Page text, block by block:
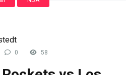
0 58